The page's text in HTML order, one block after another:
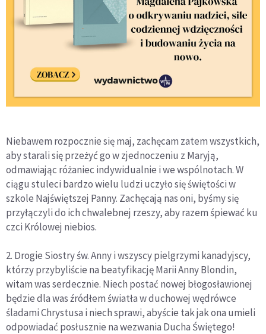
Niebawem rozpocznie się maj, zachęcam zatem wszystkich,
aby starali się przeżyć go w zjednoczeniu z Maryją,
odmawiając różaniec indywidualnie i we wspólnotach. W
ciągu stuleci bardzo wielu ludzi uczyło się świętości w
szkole Najświętszej Panny. Zachęcają nas oni, byśmy się
przyłączyli do ich chwalebnej rzeszy, aby razem śpiewać ku
czci Królowej niebios.
2. Drogie Siostry św. Anny i wszyscy pielgrzymi kanadyjscy,
którzy przybyliście na beatyfikację Marii Anny Blondin,
witam was serdecznie. Niech postać nowej błogosławionej
będzie dla was źródłem światła w duchowej wędrówce
śladami Chrystusa i niech sprawi, abyście tak jak ona umieli
odpowiadać posłusznie na wezwania Ducha Świętego!